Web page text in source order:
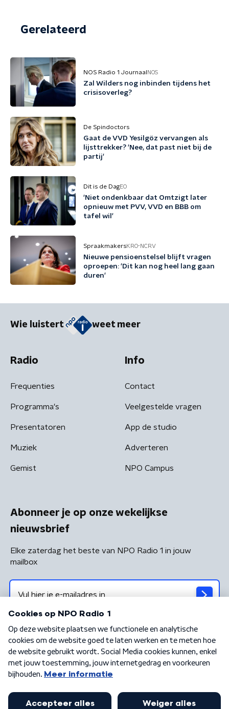
Gerelateerd
NOS Radio 1 Journaal NOS
Zal Wilders nog inbinden tijdens het
crisisoverleg?
De Spindoctors
Gaat de VVD Yesilgöz vervangen als
lijsttrekker? 'Nee, dat past niet bij de
partij'
Dit is de DagEO
'Niet ondenkbaar dat Omtzigt later
opnieuw met PVV, VVD en BBB om
tafel wil'
SpraakmakersKRO-NCRV
Nieuwe pensioenstelsel blijft vragen
oproepen: 'Dit kan nog heel lang gaan
duren'
Wie luistert weet meer
Radio
Frequenties
Programma's
Presentatoren
Muziek
Gemist
Info
Contact
Veelgestelde vragen
App de studio
Adverteren
NPO Campus
Abonneer je op onze wekelijkse
nieuwsbrief
Elke zaterdag het beste van NPO Radio 1 in jouw
mailbox
Algemene voorwaarden